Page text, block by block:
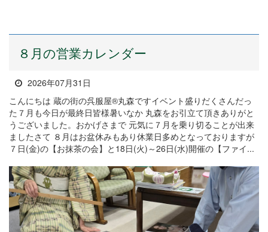
８月の営業カレンダー
2026年07月31日
こんにちは 蔵の街の呉服屋®丸森ですイベント盛りだくさんだっ
た７月も今日が最終日皆様暑いなか 丸森をお引立て頂きありがと
うございました。おかげさまで 元気に７月を乗り切ることが出来
ましたさて ８月はお盆休みもあり休業日多めとなっておりますが
７日(金)の【お抹茶の会】と18日(火)～26日(水)開催の【ファイ...